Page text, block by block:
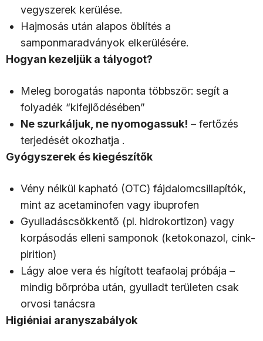
vegyszerek kerülése.
Hajmosás után alapos öblítés a
samponmaradványok elkerülésére.
Hogyan kezeljük a tályogot?
Meleg borogatás naponta többször: segít a
folyadék “kifejlődésében”
Ne szurkáljuk, ne nyomogassuk! – fertőzés
terjedését okozhatja .
Gyógyszerek és kiegészítők
Vény nélkül kapható (OTC) fájdalomcsillapítók,
mint az acetaminofen vagy ibuprofen
Gyulladáscsökkentő (pl. hidrokortizon) vagy
korpásodás elleni samponok (ketokonazol, cink-
pirition)
Lágy aloe vera és hígított teafaolaj próbája –
mindig bőrpróba után, gyulladt területen csak
orvosi tanácsra
Higiéniai aranyszabályok